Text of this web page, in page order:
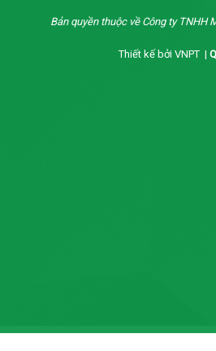
Bản quyền thuộc về Công ty TNHH
Thiết kế bởi VNPT |